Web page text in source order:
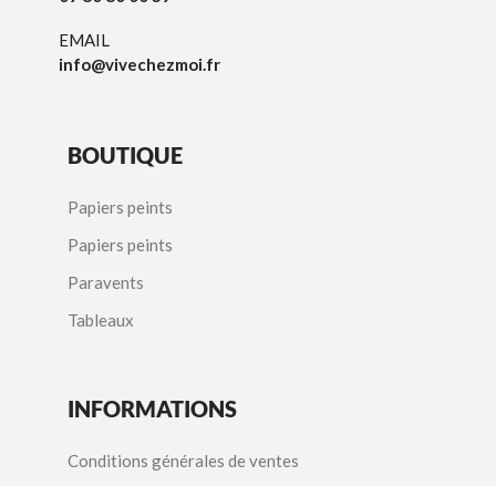
EMAIL
info@vivechezmoi.fr
BOUTIQUE
Papiers peints
Papiers peints
Paravents
Tableaux
INFORMATIONS
Conditions générales de ventes